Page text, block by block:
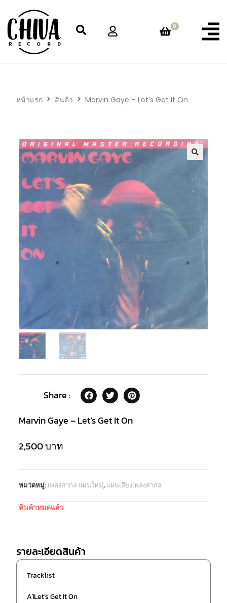
0
หน้าแรก สินค้า Marvin Gaye – Let’s Get It On
Share :
Marvin Gaye – Let’s Get It On
2,500บาท
หมวดหมู่: เพลงสากล แผ่นใหม่, แผ่นเสียงเพลงสากล
สินค้าหมดแล้ว
รายละเอียดสินค้า
Tracklist
A1Let’s Get It On